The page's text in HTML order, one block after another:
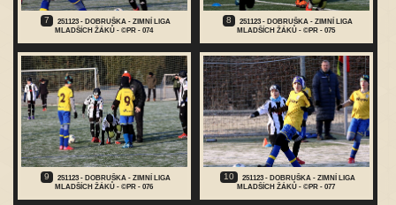
7
251123 - DOBRUŠKA - ZIMNÍ LIGA
MLADŠÍCH ŽÁKŮ - ©PR - 074
8
251123 - DOBRUŠKA - ZIMNÍ LIGA
MLADŠÍCH ŽÁKŮ - ©PR - 075
9
251123 - DOBRUŠKA - ZIMNÍ LIGA
MLADŠÍCH ŽÁKŮ - ©PR - 076
10
251123 - DOBRUŠKA - ZIMNÍ LIGA
MLADŠÍCH ŽÁKŮ - ©PR - 077